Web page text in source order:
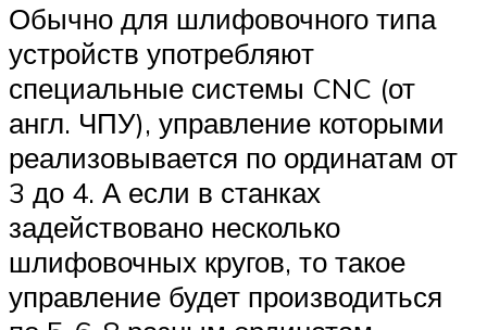
Обычно для шлифовочного типа
устройств употребляют
специальные системы CNC (от
англ. ЧПУ), управление которыми
реализовывается по ординатам от
3 до 4. А если в станках
задействовано несколько
шлифовочных кругов, то такое
управление будет производиться